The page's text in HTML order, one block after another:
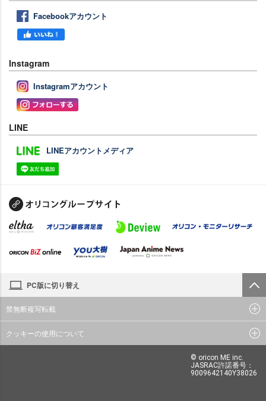
Facebookアカウント
Instagram
Instagramアカウント
LINE
LINEアカウントメディア
PC版に切り替え
禁無断複写転載
クッキーの使用について
© oricon ME inc.
JASRAC許諾番号：
9009642140Y38026